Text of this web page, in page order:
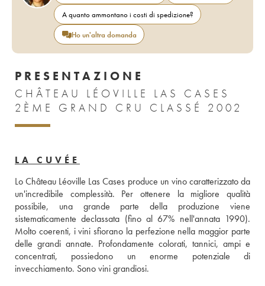
A quanto ammontano i costi di spedizione?
Ho un'altra domanda
PRESENTAZIONE
CHÂTEAU LÉOVILLE LAS CASES
2ÈME GRAND CRU CLASSÉ 2002
LA CUVÉE
Lo Château Léoville Las Cases produce un vino caratterizzato da
un'incredibile complessità. Per ottenere la migliore qualità
possibile, una grande parte della produzione viene
sistematicamente declassata (fino al 67% nell'annata 1990).
Molto coerenti, i vini sfiorano la perfezione nella maggior parte
delle grandi annate. Profondamente colorati, tannici, ampi e
concentrati, possiedono un enorme potenziale di
invecchiamento. Sono vini grandiosi.